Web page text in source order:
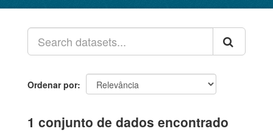
Ordenar por
1 conjunto de dados encontrado